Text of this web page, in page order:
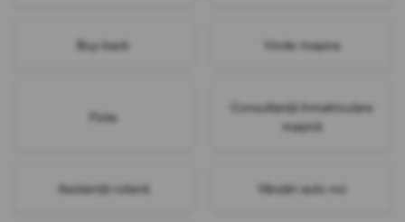
Buy-back Vinde mașina
Flote
Consultanță înmatriculare
mașină
Asistență rutieră Vânzări auto noi